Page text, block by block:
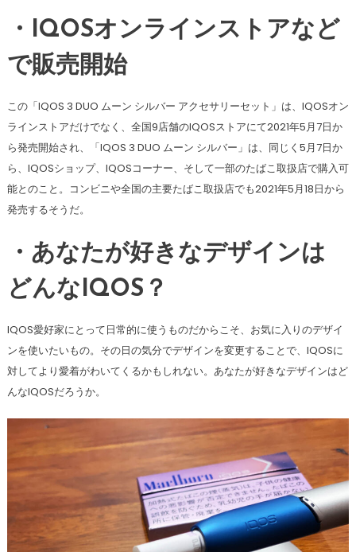
・IQOSオンラインストアなど
で販売開始
この「IQOS 3 DUO ムーン シルバー アクセサリーセット」は、IQOSオン
ラインストアだけでなく、全国9店舗のIQOSストアにて2021年5月7日か
ら発売開始され、「IQOS 3 DUO ムーン シルバー」は、同じく5月7日か
ら、IQOSショップ、IQOSコーナー、そして一部のたばこ取扱店で購入可
能とのこと。コンビニや全国の主要たばこ取扱店でも2021年5月18日から
発売するそうだ。
・あなたが好きなデザインは
どんなIQOS？
IQOS愛好家にとって日常的に使うものだからこそ、お気に入りのデザイ
ンを使いたいもの。その日の気分でデザインを変更することで、IQOSに
対してより愛着がわいてくるかもしれない。あなたが好きなデザインはど
んなIQOSだろうか。